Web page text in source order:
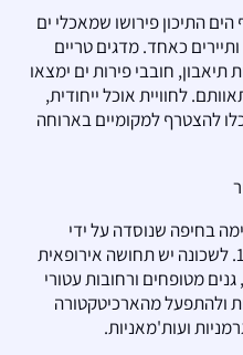
התיכון פירושו שמאכלי ים
כאחד. מדגים טריים
חובבי פירות ים ימצאו
לחוויית אוכל ייחודית,
להצטרף למקומיים בארוחה
בחיפה שנוסדה על ידי
טמפלרים גרמנים בסוף המאה ה-19. לשכונה יש תחושה אירופאית
מטופחים ורחובות עטורי
ולהתפעל מהארכיטקטורה
ועות'מאניות.